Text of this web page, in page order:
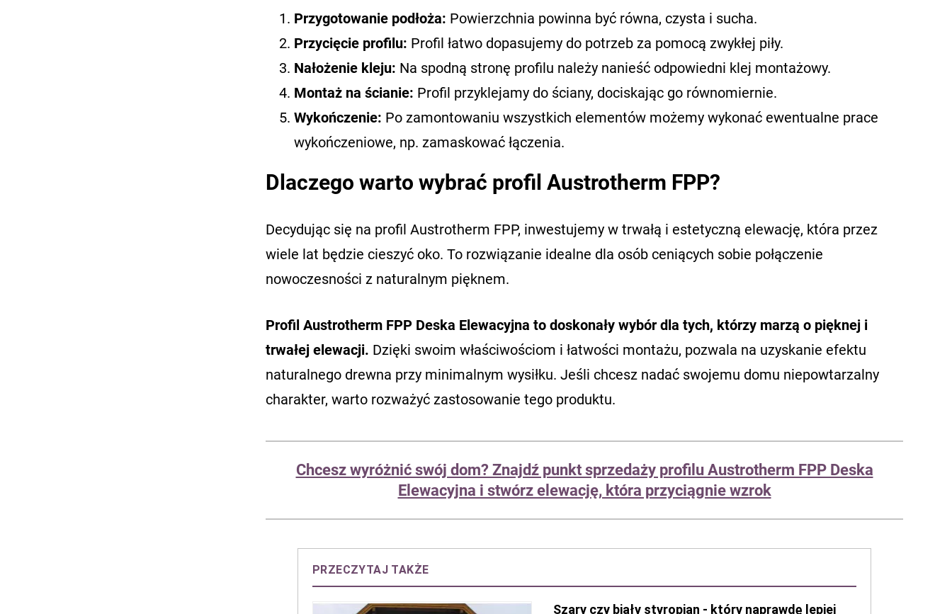
Przygotowanie podłoża: Powierzchnia powinna być równa, czysta i sucha.
Przycięcie profilu: Profil łatwo dopasujemy do potrzeb za pomocą zwykłej piły.
Nałożenie kleju: Na spodną stronę profilu należy nanieść odpowiedni klej montażowy.
Montaż na ścianie: Profil przyklejamy do ściany, dociskając go równomiernie.
Wykończenie: Po zamontowaniu wszystkich elementów możemy wykonać ewentualne prace
wykończeniowe, np. zamaskować łączenia.
Dlaczego warto wybrać profil Austrotherm FPP?
Decydując się na profil Austrotherm FPP, inwestujemy w trwałą i estetyczną elewację, która przez
wiele lat będzie cieszyć oko. To rozwiązanie idealne dla osób ceniących sobie połączenie
nowoczesności z naturalnym pięknem.
Profil Austrotherm FPP Deska Elewacyjna to doskonały wybór dla tych, którzy marzą o pięknej i
trwałej elewacji. Dzięki swoim właściwościom i łatwości montażu, pozwala na uzyskanie efektu
naturalnego drewna przy minimalnym wysiłku. Jeśli chcesz nadać swojemu domu niepowtarzalny
charakter, warto rozważyć zastosowanie tego produktu.
Chcesz wyróżnić swój dom? Znajdź punkt sprzedaży profilu Austrotherm FPP Deska
Elewacyjna i stwórz elewację, która przyciągnie wzrok